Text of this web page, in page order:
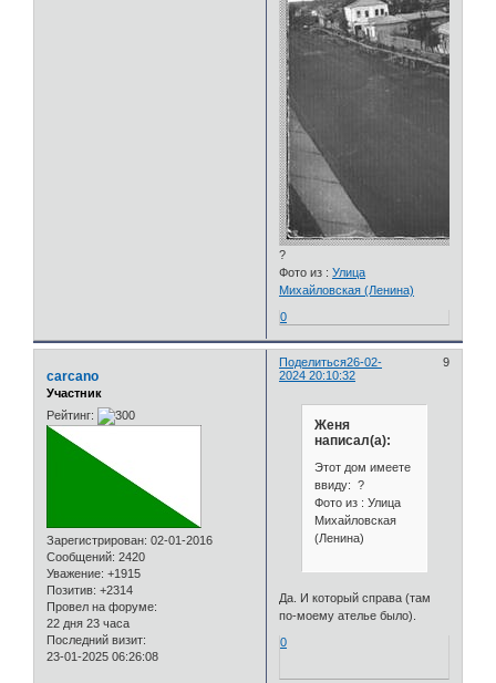
?
Фото из :Улица
Михайловская (Ленина)
0
Поделиться 9
26-02-
2024 20:10:32
carcano
Участник
Рейтинг:
Зарегистрирован: 02-01-2016
Сообщений: 2420
Уважение: +1915
Позитив: +2314
Провел на форуме:
22 дня 23 часа
Последний визит:
23-01-2025 06:26:08
Женя
написал(а):
Этот дом имеете
ввиду: ?
Фото из : Улица
Михайловская
(Ленина)
Да. И который справа (там
по-моему ателье было).
0